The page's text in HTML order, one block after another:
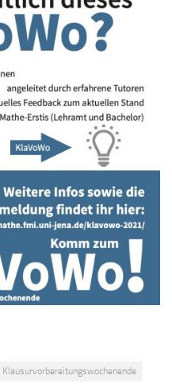
Klausurvorbereitungswochenende